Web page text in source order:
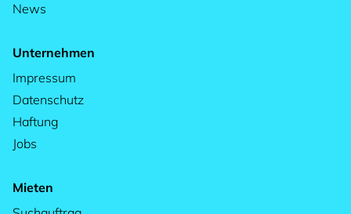
News
Unternehmen
Impressum
Datenschutz
Haftung
Jobs
Mieten